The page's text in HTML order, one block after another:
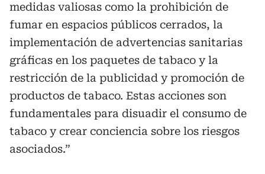
medidas valiosas como la prohibición de
fumar en espacios públicos cerrados, la
implementación de advertencias sanitarias
gráficas en los paquetes de tabaco y la
restricción de la publicidad y promoción de
productos de tabaco. Estas acciones son
fundamentales para disuadir el consumo de
tabaco y crear conciencia sobre los riesgos
asociados.”